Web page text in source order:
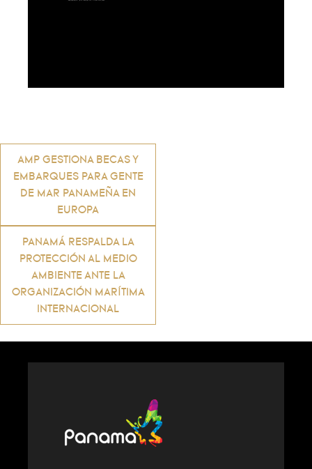
Navegación
de
entradas
AMP GESTIONA BECAS Y
EMBARQUES PARA GENTE
DE MAR PANAMEÑA EN
EUROPA
PANAMÁ RESPALDA LA
PROTECCIÓN AL MEDIO
AMBIENTE ANTE LA
ORGANIZACIÓN MARÍTIMA
INTERNACIONAL